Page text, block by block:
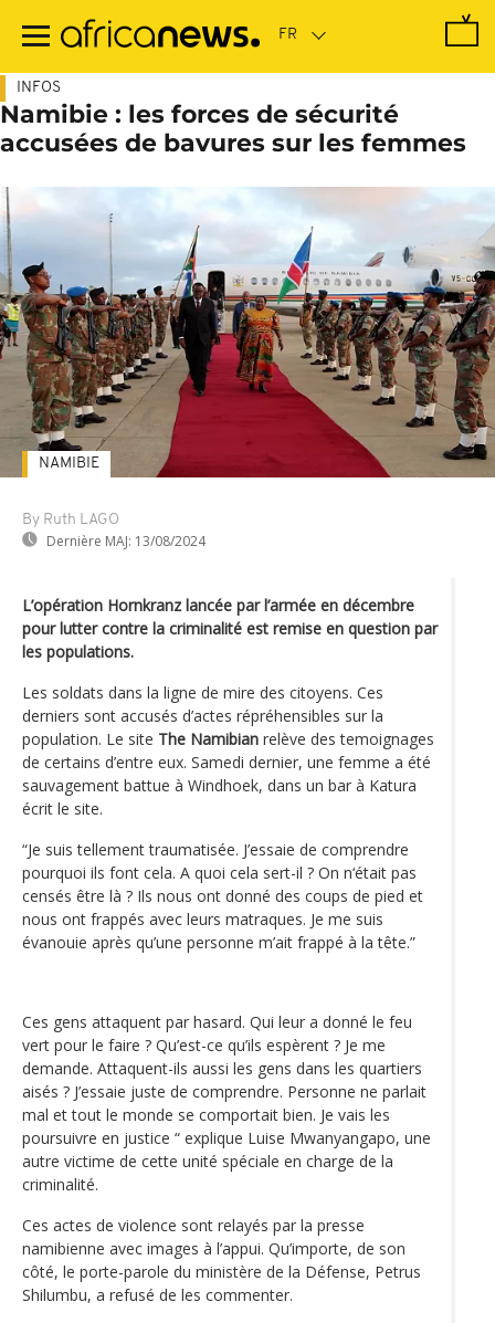
contenu
INFOS
Namibie : les forces de sécurité
accusées de bavures sur les femmes
By Ruth LAGO
Dernière MAJ: 13/08/2024
NAMIBIE
L’opération Hornkranz lancée par l’armée en décembre
pour lutter contre la criminalité est remise en question par
les populations.
Les soldats dans la ligne de mire des citoyens. Ces
derniers sont accusés d’actes répréhensibles sur la
population. Le site The Namibian relève des temoignages
de certains d’entre eux. Samedi dernier, une femme a été
sauvagement battue à Windhoek, dans un bar à Katura
écrit le site.
“Je suis tellement traumatisée. J’essaie de comprendre
pourquoi ils font cela. A quoi cela sert-il ? On n‘était pas
censés être là ? Ils nous ont donné des coups de pied et
nous ont frappés avec leurs matraques. Je me suis
évanouie après qu’une personne m’ait frappé à la tête.”
Ces gens attaquent par hasard. Qui leur a donné le feu
vert pour le faire ? Qu’est-ce qu’ils espèrent ? Je me
demande. Attaquent-ils aussi les gens dans les quartiers
aisés ? J’essaie juste de comprendre. Personne ne parlait
mal et tout le monde se comportait bien. Je vais les
poursuivre en justice “ explique Luise Mwanyangapo, une
autre victime de cette unité spéciale en charge de la
criminalité.
Ces actes de violence sont relayés par la presse
namibienne avec images à l’appui. Qu’importe, de son
côté, le porte-parole du ministère de la Défense, Petrus
Shilumbu, a refusé de les commenter.